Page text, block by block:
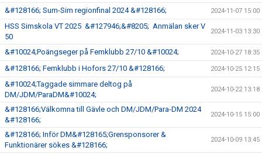
&#128166; Sum-Sim regionfinal 2024 &#128166; 2024-11-07 15:00
HSS Simskola VT 2025 &#127946;&#8205; Anmälan sker V
50
2024-11-03 13:30
&#10024;Poängseger på Femklubb 27/10 &#10024; 2024-10-27 18:35
&#128166; Femklubb i Hofors 27/10 &#128166; 2024-10-25 12:15
&#10024;Taggade simmare deltog på
DM/JDM/ParaDM&#10024;
2024-10-22 13:18
&#128166;Välkomna till Gävle och DM/JDM/Para-DM 2024
&#128166;
2024-10-15 15:00
&#128166; Inför DM&#128165;Grensponsorer &
Funktionärer sökes &#128166;
2024-10-09 13:45